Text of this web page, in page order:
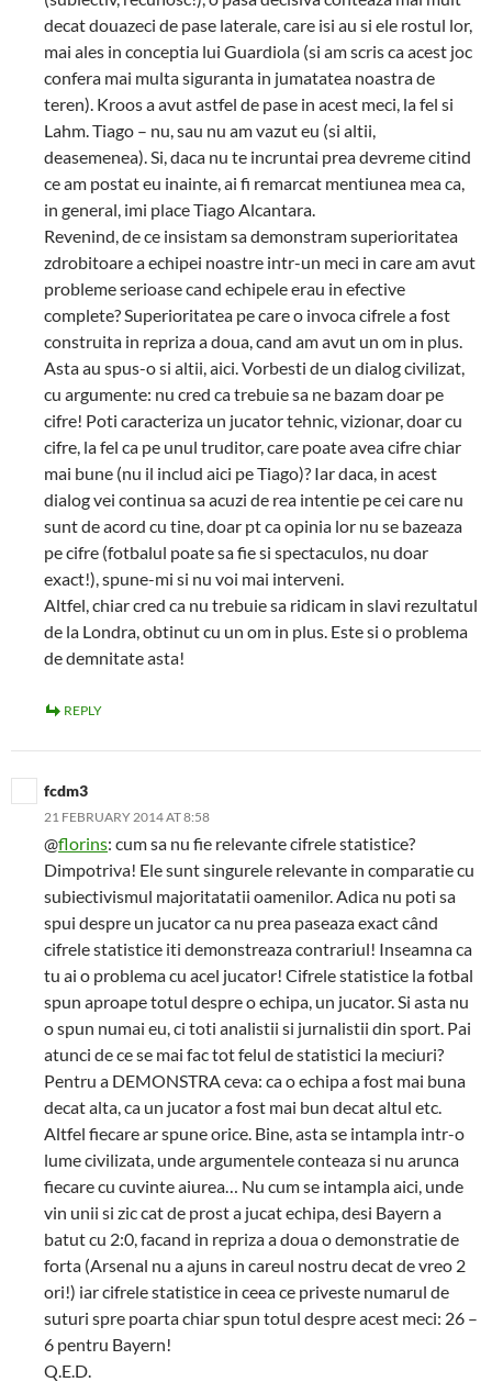
decat douazeci de pase laterale, care isi au si ele rostul lor,
mai ales in conceptia lui Guardiola (si am scris ca acest joc
confera mai multa siguranta in jumatatea noastra de
teren). Kroos a avut astfel de pase in acest meci, la fel si
Lahm. Tiago – nu, sau nu am vazut eu (si altii,
deasemenea). Si, daca nu te incruntai prea devreme citind
ce am postat eu inainte, ai fi remarcat mentiunea mea ca,
in general, imi place Tiago Alcantara.
Revenind, de ce insistam sa demonstram superioritatea
zdrobitoare a echipei noastre intr-un meci in care am avut
probleme serioase cand echipele erau in efective
complete? Superioritatea pe care o invoca cifrele a fost
construita in repriza a doua, cand am avut un om in plus.
Asta au spus-o si altii, aici. Vorbesti de un dialog civilizat,
cu argumente: nu cred ca trebuie sa ne bazam doar pe
cifre! Poti caracteriza un jucator tehnic, vizionar, doar cu
cifre, la fel ca pe unul truditor, care poate avea cifre chiar
mai bune (nu il includ aici pe Tiago)? Iar daca, in acest
dialog vei continua sa acuzi de rea intentie pe cei care nu
sunt de acord cu tine, doar pt ca opinia lor nu se bazeaza
pe cifre (fotbalul poate sa fie si spectaculos, nu doar
exact!), spune-mi si nu voi mai interveni.
Altfel, chiar cred ca nu trebuie sa ridicam in slavi rezultatul
de la Londra, obtinut cu un om in plus. Este si o problema
de demnitate asta!
REPLY
fcdm3
21 FEBRUARY 2014 AT 8:58
@florins: cum sa nu fie relevante cifrele statistice?
Dimpotriva! Ele sunt singurele relevante in comparatie cu
subiectivismul majoritatatii oamenilor. Adica nu poti sa
spui despre un jucator ca nu prea paseaza exact când
cifrele statistice iti demonstreaza contrariul! Inseamna ca
tu ai o problema cu acel jucator! Cifrele statistice la fotbal
spun aproape totul despre o echipa, un jucator. Si asta nu
o spun numai eu, ci toti analistii si jurnalistii din sport. Pai
atunci de ce se mai fac tot felul de statistici la meciuri?
Pentru a DEMONSTRA ceva: ca o echipa a fost mai buna
decat alta, ca un jucator a fost mai bun decat altul etc.
Altfel fiecare ar spune orice. Bine, asta se intampla intr-o
lume civilizata, unde argumentele conteaza si nu arunca
fiecare cu cuvinte aiurea… Nu cum se intampla aici, unde
vin unii si zic cat de prost a jucat echipa, desi Bayern a
batut cu 2:0, facand in repriza a doua o demonstratie de
forta (Arsenal nu a ajuns in careul nostru decat de vreo 2
ori!) iar cifrele statistice in ceea ce priveste numarul de
suturi spre poarta chiar spun totul despre acest meci: 26 –
6 pentru Bayern!
Q.E.D.